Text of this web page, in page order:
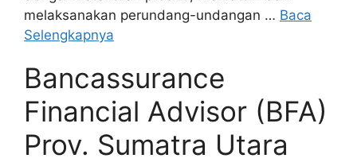
melaksanakan perundang-undangan … Baca
Selengkapnya
Bancassurance
Financial Advisor (BFA)
Prov. Sumatra Utara